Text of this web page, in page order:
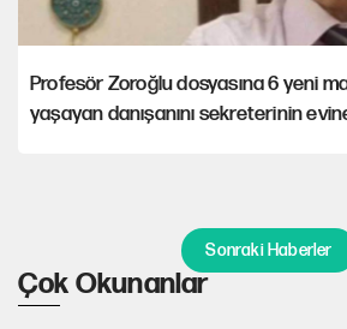
Profesör Zoroğlu dosyasına 6 yeni
yaşayan danışanını sekreterinin
Sonraki Haberler
Çok Okunanlar